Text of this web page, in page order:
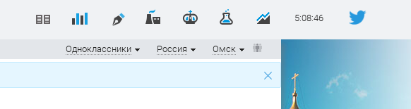
5:08:46
Омск
Россия
Одноклассники